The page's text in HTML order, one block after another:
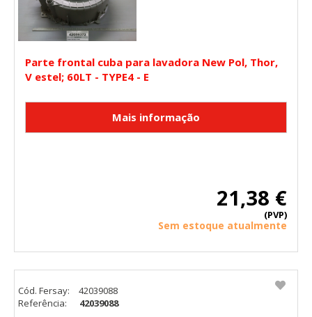
Parte frontal cuba para lavadora New Pol, Thor,
V estel; 60LT - TYPE4 - E
21,38 €
(PVP)
Sem estoque atualmente
Cód. Fersay:
42039088
Referência:
42039088
"Configuración de cookies" al pie de la página. También puedes
consultar nuestrapolítica de cookies